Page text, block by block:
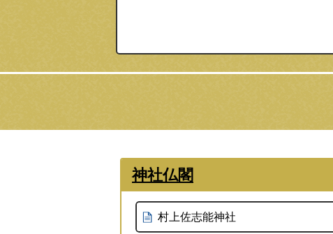
神社仏閣
村上佐志能神社